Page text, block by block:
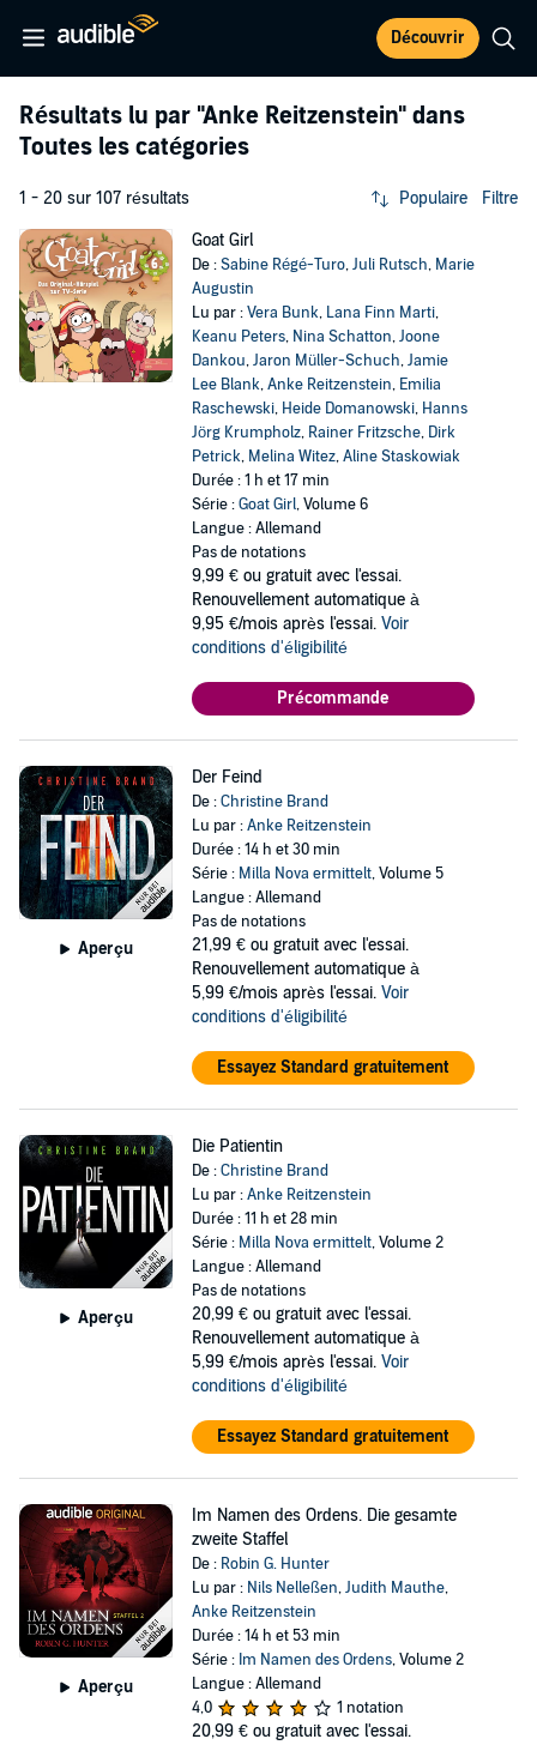
Découvrir
Résultats lu par "Anke Reitzenstein" dans
Toutes les catégories
1 - 20 sur 107 résultats Populaire Filtre
Goat Girl
De :Sabine Régé-Turo,Juli Rutsch, Marie
Augustin
Lu par :Vera Bunk, Lana Finn Marti,
Keanu Peters, Nina Schatton,Joone
Dankou,Jaron Müller-Schuch,Jamie
Lee Blank,Anke Reitzenstein, Emilia
Raschewski, Heide Domanowski, Hanns
Jörg Krumpholz, Rainer Fritzsche, Dirk
Petrick, Melina Witez,Aline Staskowiak
Durée : 1 h et 17 min
Série :Goat Girl, Volume 6
Langue : Allemand
Pas de notations
9,99 € ou gratuit avec l'essai.
Renouvellement automatique à
9,95 €/mois après l'essai. Voir
conditions d'éligibilité
Précommande
Aperçu
Der Feind
De :Christine Brand
Lu par :Anke Reitzenstein
Durée : 14 h et 30 min
Série : Milla Nova ermittelt, Volume 5
Langue : Allemand
Pas de notations
21,99 € ou gratuit avec l'essai.
Renouvellement automatique à
5,99 €/mois après l'essai. Voir
conditions d'éligibilité
Essayez Standard gratuitement
Aperçu
Die Patientin
De :Christine Brand
Lu par :Anke Reitzenstein
Durée : 11 h et 28 min
Série : Milla Nova ermittelt, Volume 2
Langue : Allemand
Pas de notations
20,99 € ou gratuit avec l'essai.
Renouvellement automatique à
5,99 €/mois après l'essai. Voir
conditions d'éligibilité
Essayez Standard gratuitement
Aperçu
Im Namen des Ordens. Die gesamte
zweite Staffel
De : Robin G. Hunter
Lu par : Nils Nelleßen,Judith Mauthe,
Anke Reitzenstein
Durée : 14 h et 53 min
Série : Im Namen des Ordens, Volume 2
Langue : Allemand
4,0
1 notation
20,99 € ou gratuit avec l'essai.